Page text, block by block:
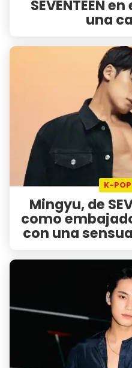
SEVENTEEN
una
K-
Mingyu, de
como
con una